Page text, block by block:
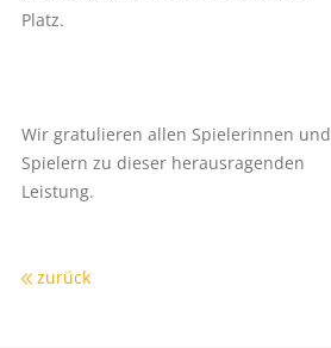
Platz.
Wir gratulieren allen Spielerinnen und
Spielern zu dieser herausragenden
Leistung.
zurück